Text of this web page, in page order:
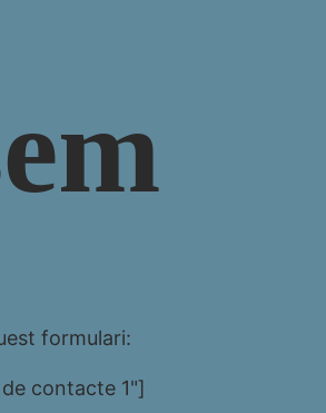
formulari:
contacte 1"]